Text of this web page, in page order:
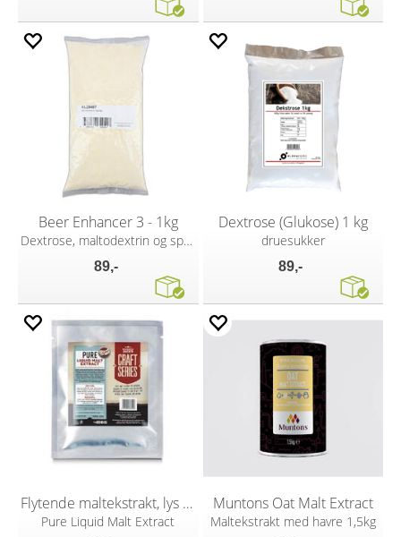
Beer Enhancer 3 - 1kg
Dextrose, maltodextrin og spraymalt
89,-
Dextrose (Glukose) 1 kg
druesukker
89,-
Flytende maltekstrakt, lys 1,2kg
Pure Liquid Malt Extract
Muntons Oat Malt Extract
Maltekstrakt med havre 1,5kg